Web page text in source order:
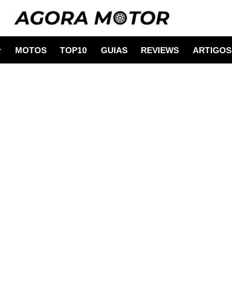
MOTOS TOP10 GUIAS REVIEWS ARTIGOS